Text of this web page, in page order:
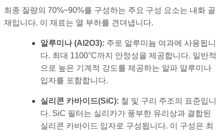
최종 질량의 70%~90%를 구성하는 주요 구성 요소는 내화 골
재입니다. 이 재료는 열 부하를 견뎌냅니다.
알루미나 (Al2O3): 주로 알루미늄 여과에 사용됩니
다. 최대 1100°C까지 안정성을 제공합니다. 일반적
으로 높은 기계적 강도를 제공하는 알파 알루미나
입자를 포함합니다.
실리콘 카바이드(SiC): 철 및 구리 주조의 표준입니
다. SiC 필터는 실리카가 풍부한 유리상과 결합된
실리콘 카바이드 입자로 구성됩니다. 이 구성은 최